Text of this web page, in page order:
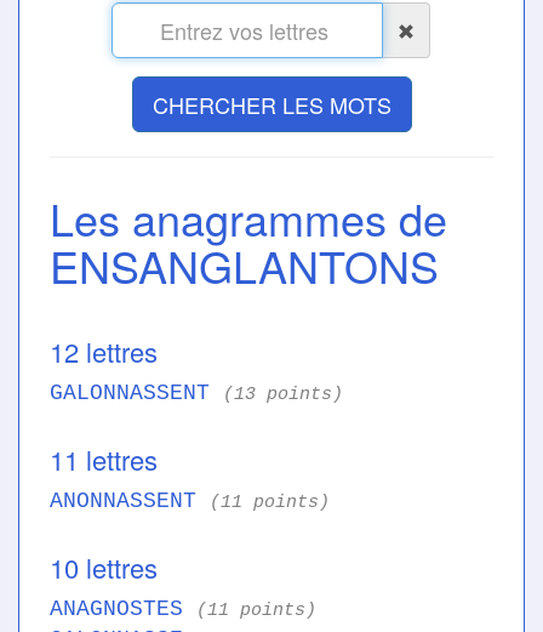
CHERCHER LES MOTS
Les anagrammes de
ENSANGLANTONS
12 lettres
GALONNASSENT (13 points)
11 lettres
ANONNASSENT (11 points)
10 lettres
ANAGNOSTES (11 points)